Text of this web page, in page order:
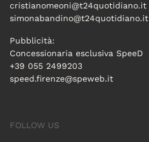
cristianomeoni@t24quotidiano.it
simonabandino@t24quotidiano.it
Pubblicità:
Concessionaria esclusiva SpeeD
+39 055 2499203
speed.firenze@speweb.it
FOLLOW US